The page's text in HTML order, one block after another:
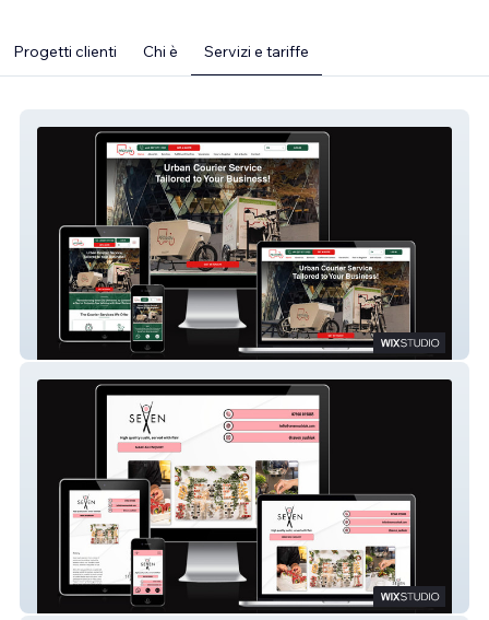
Progetti clienti Chi è Servizi e tariffe
Pedivan Sustainable Delivery Limited
Seven Sushi